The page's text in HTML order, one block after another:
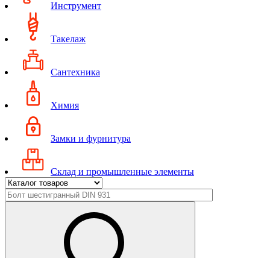
Инструмент
Такелаж
Сантехника
Химия
Замки и фурнитура
Склад и промышленные элементы